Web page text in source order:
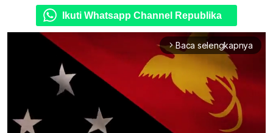
Ikuti Whatsapp Channel Republika
arrow_forward_ios Baca selengkapnya